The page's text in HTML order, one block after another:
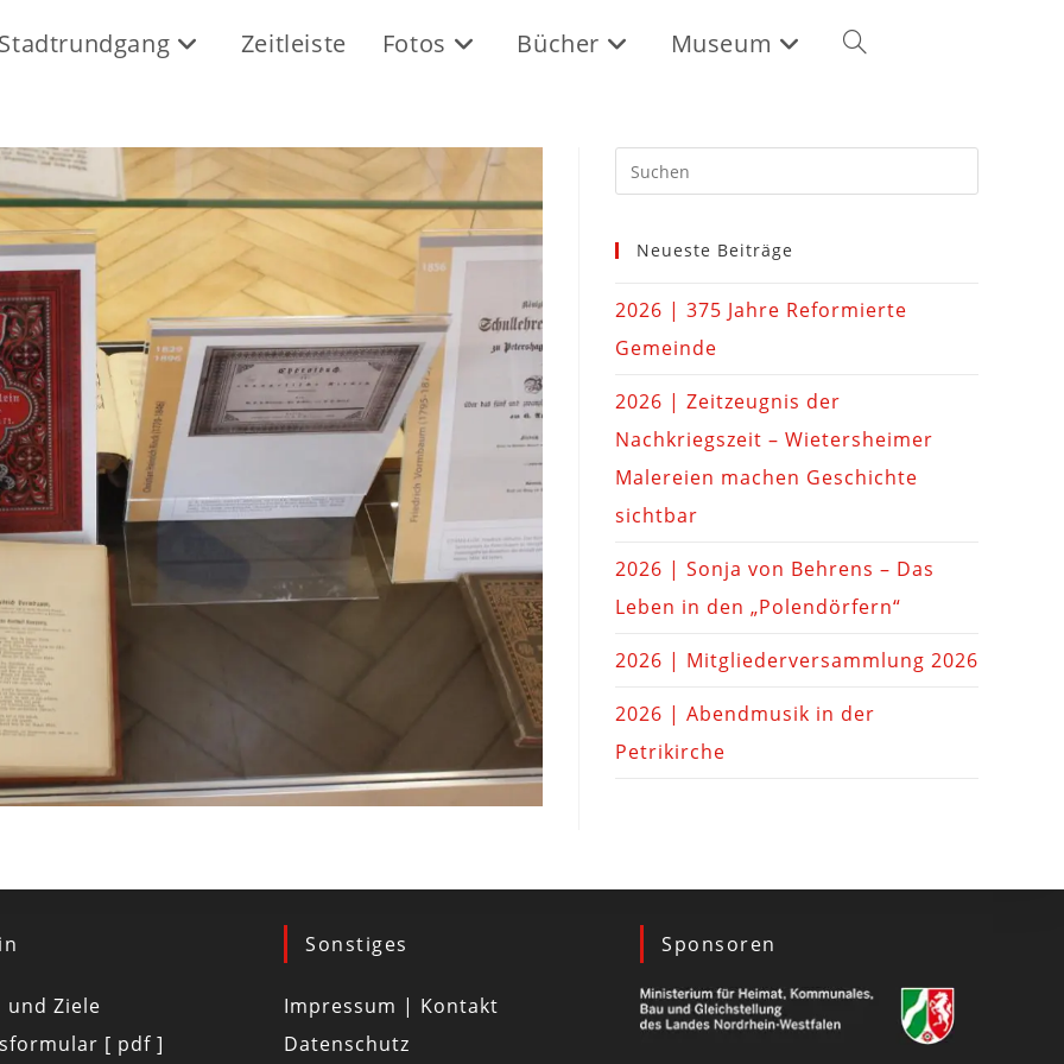
Zeitleiste Fotos Bücher Museum
Neueste Beiträge
2026 | 375 Jahre Reformierte
Gemeinde
2026 | Zeitzeugnis der
Nachkriegszeit – Wietersheimer
Malereien machen Geschichte
sichtbar
2026 | Sonja von Behrens – Das
Leben in den „Polendörfern“
2026 | Mitgliederversammlung 2026
2026 | Abendmusik in der
Petrikirche
und Ziele
[ pdf ]
Sonstiges
Impressum | Kontakt
Datenschutz
Sponsoren